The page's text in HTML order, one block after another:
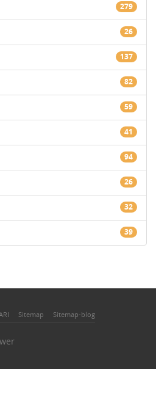
279
26
137
82
59
41
94
26
32
39
Sitemap Sitemap-blog